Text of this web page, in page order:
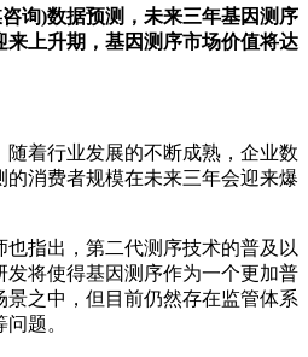
询)数据预测，未来三年基因测序
上升期，基因测序市场价值将达
着行业发展的不断成熟，企业数
消费者规模在未来三年会迎来爆
指出，第二代测序技术的普及以
发将使得基因测序作为一个更加普
之中，但目前仍然存在监管体系
题。